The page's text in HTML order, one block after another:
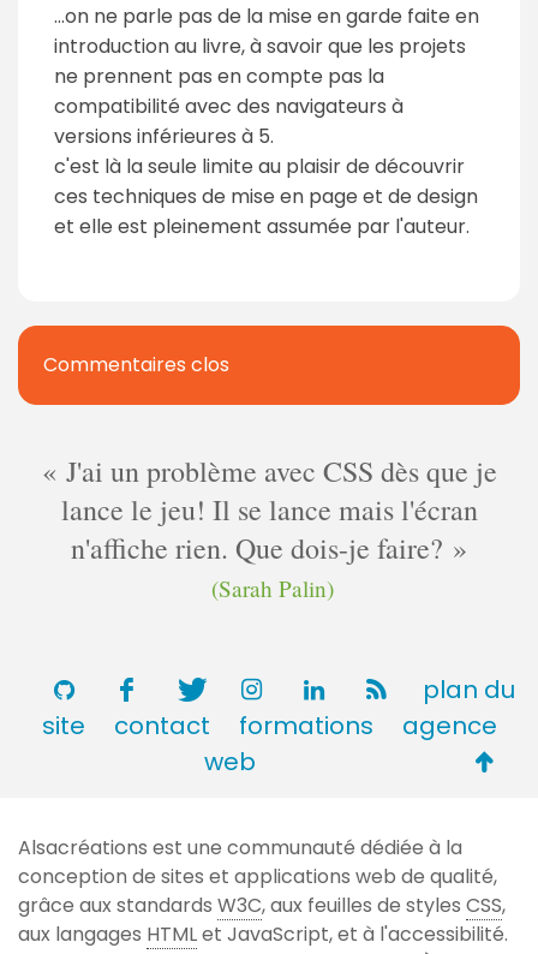
...on ne parle pas de la mise en garde faite en
introduction au livre, à savoir que les projets
ne prennent pas en compte pas la
compatibilité avec des navigateurs à
versions inférieures à 5.
c'est là la seule limite au plaisir de découvrir
ces techniques de mise en page et de design
et elle est pleinement assumée par l'auteur.
Commentaires clos
J'ai un problème avec CSS dès que je
lance le jeu! Il se lance mais l'écran
n'affiche rien. Que dois-je faire?
(Sarah Palin)
plan du
site
contact formations
agence
web
de
page
Alsacréations est une communauté dédiée à la
conception de sites et applications web de qualité,
grâce aux standards W3C, aux feuilles de styles CSS,
aux langages HTMLet JavaScript, et à l'accessibilité.